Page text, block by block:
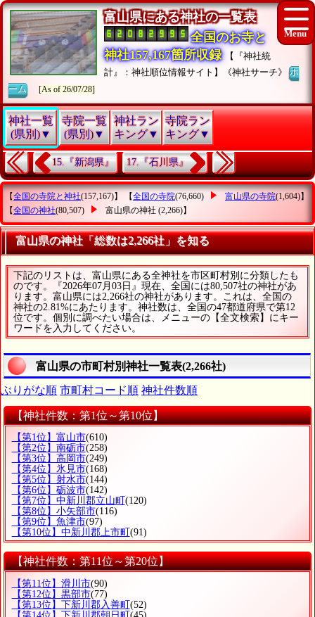
富山県にある神社の一覧表
全国のお寺と
神社157,167箇所収録
【『神社統
計』：神社順位情報サイト】《神社サーチ》ホ
ーム
[As of 26/07/28]
神社一覧
(県別)▼
寺院一覧
(県別)▼
神社ラン
キング▼
寺院ラン
キング▼
15.『新潟県』 17.『石川県』
【全国の寺院と神社(157,167)】 【全国の寺院(76,660) 富山県の寺院(1,604)】
【全国の神社(80,507) 富山県の神社 (2,266)】
富山県の神社「総数は2,266社」を知る
下記のリストは、富山県にある全神社を市区町村別に分類したも
のです。『2026年07月03日』現在、全国には80,507社の神社があ
ります。富山県には2,266社の神社があります。これは、全国の
神社の2.81%にあたります。神社数は、全国の47都道府県で第12
位です。個別に調べたい場合は、メニューの【全文検索】にキー
ワードを入力してください。
富山県の市町村別神社一覧表(2,266社)
ぶりがな順 市町村コード順 神社件数順
【神社件数：第1位～第10位】
【第1位】富山市(610)
【第2位】南砺市(258)
【第3位】高岡市(249)
【第4位】氷見市(168)
【第5位】射水市(144)
【第6位】砺波市(142)
【第7位】中新川郡立山町 (120)
【第8位】小矢部市(116)
【第9位】魚津市(97)
【第10位】中新川郡上市町 (91)
【神社件数：第11位～第20位】
【第11位】滑川市(90)
【第12位】黒部市(77)
【第13位】下新川郡入善町(52)